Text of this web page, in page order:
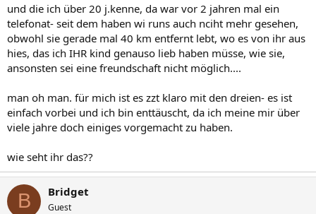
und die ich über 20 j.kenne, da war vor 2 jahren mal ein
telefonat- seit dem haben wi runs auch nciht mehr gesehen,
obwohl sie gerade mal 40 km entfernt lebt, wo es von ihr aus
hies, das ich IHR kind genauso lieb haben müsse, wie sie,
ansonsten sei eine freundschaft nicht möglich....
man oh man. für mich ist es zzt klaro mit den dreien- es ist
einfach vorbei und ich bin enttäuscht, da ich meine mir über
viele jahre doch einiges vorgemacht zu haben.
wie seht ihr das??
B Bridget
Guest